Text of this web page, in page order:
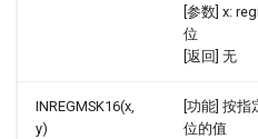
[参数] x:
位
[返回] 无
INREGMSK16(x,
y)
[功能] 按
位的值